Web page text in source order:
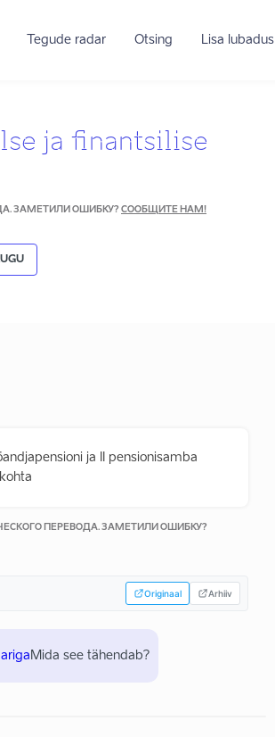
Tegude radar Otsing Lisa lubadus
ja finantsilise
ЗАМЕТИЛИ ОШИБКУ? СООБЩИТЕ НАМ!
ja II pensionisamba
ПЕРЕВОДА. ЗАМЕТИЛИ ОШИБКУ?
Originaal Arhiiv
Mida see tähendab?